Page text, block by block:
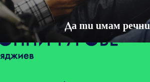
Да ти имам